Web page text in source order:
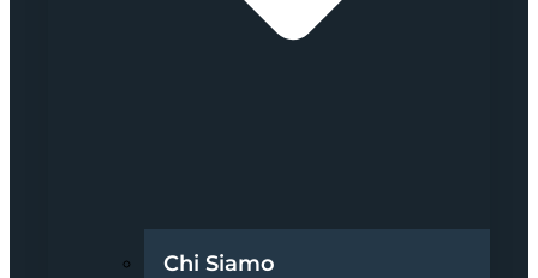
Chi Siamo